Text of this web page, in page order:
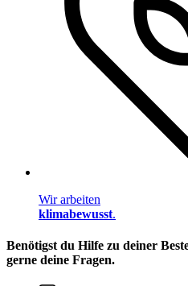
Wir arbeiten
klimabewusst.
Benötigst du Hilfe zu deiner
gerne deine Fragen.